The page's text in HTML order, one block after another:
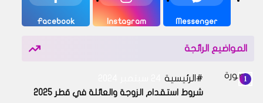
Messenger
Instagram
Facebook
المواضيع الرائجة
الرئيسية
شروط استقدام الزوجة والعائلة في قطر 2025